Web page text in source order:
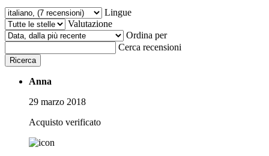
Lingue
Valutazione
Ordina per
Cerca recensioni
Ricerca
Anna
29 marzo 2018
Acquisto verificato